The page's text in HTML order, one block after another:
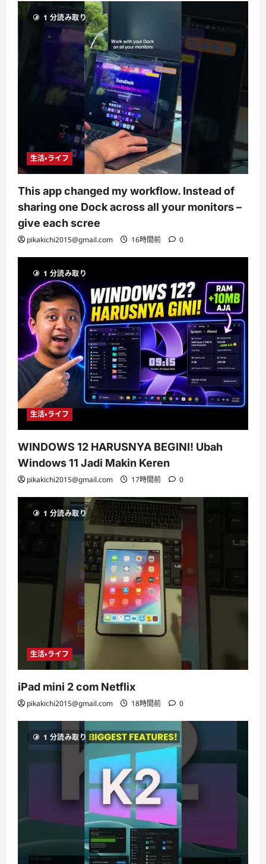
1 分読み取り
生活・ライフ
This app changed my workflow. Instead of
sharing one Dock across all your monitors –
give each scree
pikakichi2015@gmail.com 16時間前 0
1 分読み取り
生活・ライフ
WINDOWS 12 HARUSNYA BEGINI! Ubah
Windows 11 Jadi Makin Keren
pikakichi2015@gmail.com 17時間前 0
1 分読み取り
生活・ライフ
iPad mini 2 com Netflix
pikakichi2015@gmail.com 18時間前 0
1 分読み取り